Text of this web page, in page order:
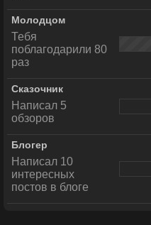
Молодцом
Тебя
поблагодарили 80
раз
Сказочник
Написал 5
обзоров
Блогер
Написал 10
интересных
постов в блоге